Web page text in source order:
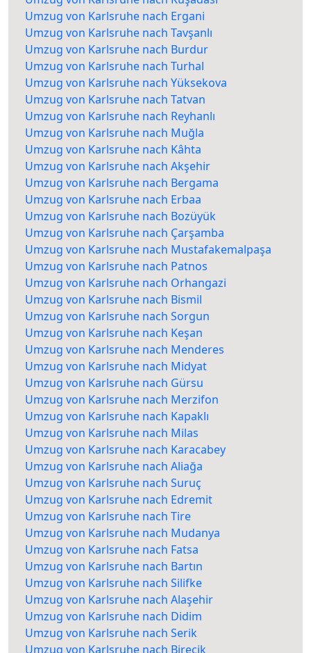
Umzug von Karlsruhe nach Ergani
Umzug von Karlsruhe nach Tavşanlı
Umzug von Karlsruhe nach Burdur
Umzug von Karlsruhe nach Turhal
Umzug von Karlsruhe nach Yüksekova
Umzug von Karlsruhe nach Tatvan
Umzug von Karlsruhe nach Reyhanlı
Umzug von Karlsruhe nach Muğla
Umzug von Karlsruhe nach Kâhta
Umzug von Karlsruhe nach Akşehir
Umzug von Karlsruhe nach Bergama
Umzug von Karlsruhe nach Erbaa
Umzug von Karlsruhe nach Bozüyük
Umzug von Karlsruhe nach Çarşamba
Umzug von Karlsruhe nach Mustafakemalpaşa
Umzug von Karlsruhe nach Patnos
Umzug von Karlsruhe nach Orhangazi
Umzug von Karlsruhe nach Bismil
Umzug von Karlsruhe nach Sorgun
Umzug von Karlsruhe nach Keşan
Umzug von Karlsruhe nach Menderes
Umzug von Karlsruhe nach Midyat
Umzug von Karlsruhe nach Gürsu
Umzug von Karlsruhe nach Merzifon
Umzug von Karlsruhe nach Kapaklı
Umzug von Karlsruhe nach Milas
Umzug von Karlsruhe nach Karacabey
Umzug von Karlsruhe nach Aliağa
Umzug von Karlsruhe nach Suruç
Umzug von Karlsruhe nach Edremit
Umzug von Karlsruhe nach Tire
Umzug von Karlsruhe nach Mudanya
Umzug von Karlsruhe nach Fatsa
Umzug von Karlsruhe nach Bartın
Umzug von Karlsruhe nach Silifke
Umzug von Karlsruhe nach Alaşehir
Umzug von Karlsruhe nach Didim
Umzug von Karlsruhe nach Serik
Umzug von Karlsruhe nach Birecik